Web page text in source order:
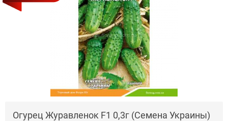
Огурец Журавленок F1 0,3г (Семена Украины)